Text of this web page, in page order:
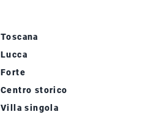
Toscana
Lucca
Forte
Centro storico
Villa singola